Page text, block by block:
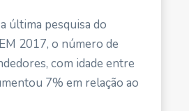
última pesquisa do
2017, o número de
com idade entre
7% em relação ao